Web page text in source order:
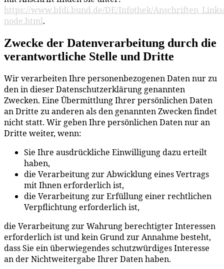
https://www.bfdi.bund.de/DE/Infothek/
node.html.
Zwecke der Datenverarbeitung durch die
verantwortliche Stelle und Dritte
Wir verarbeiten Ihre personenbezogenen Daten nur zu
den in dieser Datenschutzerklärung genannten
Zwecken. Eine Übermittlung Ihrer persönlichen Daten
an Dritte zu anderen als den genannten Zwecken findet
nicht statt. Wir geben Ihre persönlichen Daten nur an
Dritte weiter, wenn:
Sie Ihre ausdrückliche Einwilligung dazu erteilt
haben,
die Verarbeitung zur Abwicklung eines Vertrags
mit Ihnen erforderlich ist,
die Verarbeitung zur Erfüllung einer rechtlichen
Verpflichtung erforderlich ist,
die Verarbeitung zur Wahrung berechtigter Interessen
erforderlich ist und kein Grund zur Annahme besteht,
dass Sie ein überwiegendes schutzwürdiges Interesse
an der Nichtweitergabe Ihrer Daten haben.